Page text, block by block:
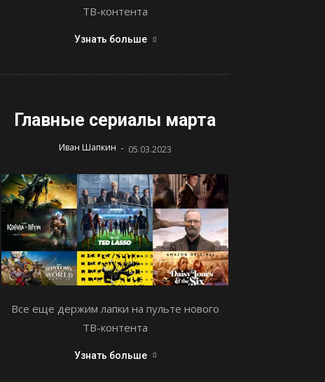
ТВ-контента
Узнать больше
Главные сериалы марта
Иван Шапкин - 05.03.2023
Все еще держим лапки на пульте нового
ТВ-контента
Узнать больше